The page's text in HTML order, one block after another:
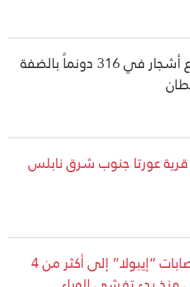
أوامر إسرائيلية باقتلاع أشجار في 316 دونماً بالضفة
عورتا جنوب شرق نابلس
الكونغو: ارتفاع عدد إصابات “إيبولا” إلى أكثر من 4